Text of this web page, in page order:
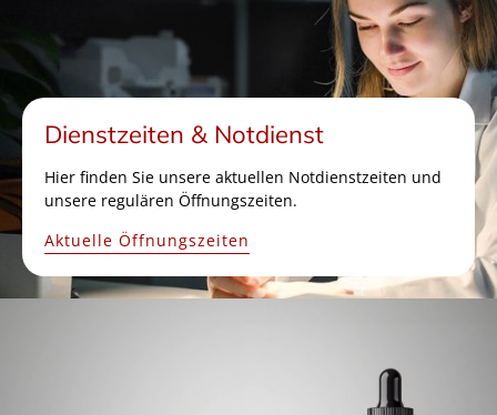
Dienstzeiten & Notdienst
Hier finden Sie unsere aktuellen Notdienstzeiten und
unsere regulären Öffnungszeiten.
Aktuelle Öffnungszeiten